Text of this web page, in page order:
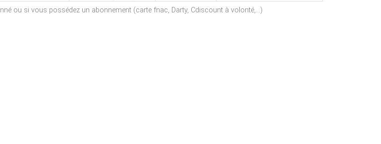
ou si vous possédez un abonnement (carte fnac, Darty, Cdiscount à volonté,...)